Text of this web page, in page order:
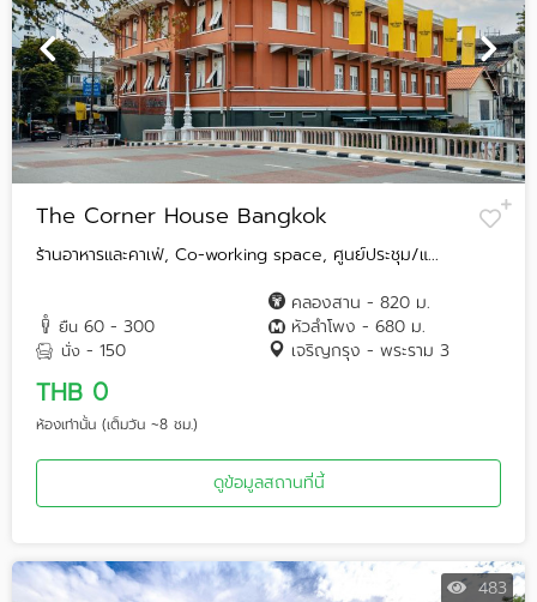
The Corner House Bangkok
ร้านอาหารและคาเฟ่, Co-working space, ศูนย์ประชุม/แ...
ยืน 60 - 300
นั่ง - 150
คลองสาน - 820 ม.
หัวลำโพง - 680 ม.
เจริญกรุง - พระราม 3
THB 0
ห้องเท่านั้น (เต็มวัน ~8 ชม.)
ดูข้อมูลสถานที่นี้
483